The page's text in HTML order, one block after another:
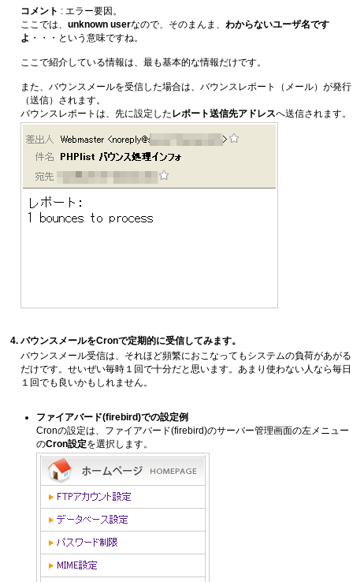
コメント : エラー要因。
ここでは、 unknown userなので、そのまんま、 わからないユーザ名です
よ ・・・という意味ですね。
ここで紹介している情報は、最も基本的な情報だけです。
また、バウンスメールを受信した場合は、バウンスレポート（メール）が発行
（送信）されます。
バウンスレポートは、先に設定した レポート送信先アドレスへ送信されます。
バウンスメールをCronで定期的に受信してみます。
バウンスメール受信は、それほど頻繁におこなってもシステムの負荷があがる
だけです。せいぜい毎時１回で十分だと思います。あまり使わない人なら毎日
１回でも良いかもしれません。
ファイアバード(firebird)での設定例
Cronの設定は、ファイアバード(firebird)のサーバー管理画面の左メニュー
のCron設定を選択します。